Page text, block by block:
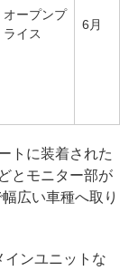
オープンプ
ライス
6月
トに装着された
とモニター部が
広い車種へ取り
ンユニットな